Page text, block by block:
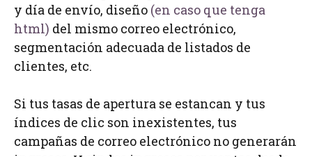
y día de envío, diseño (en caso que tenga
html) del mismo correo electrónico,
segmentación adecuada de listados de
clientes, etc.
Si tus tasas de apertura se estancan y tus
índices de clic son inexistentes, tus
campañas de correo electrónico no generarán